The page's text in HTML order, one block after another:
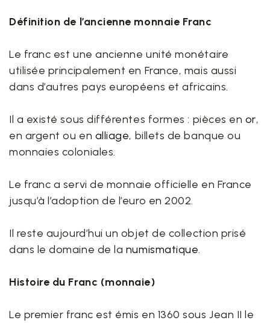
Définition de l’ancienne monnaie Franc
Le franc est une ancienne unité monétaire
utilisée principalement en France, mais aussi
dans d’autres pays européens et africains.
Il a existé sous différentes formes : pièces en or,
en argent ou en alliage, billets de banque ou
monnaies coloniales.
Le franc a servi de monnaie officielle en France
jusqu’à l’adoption de l’euro en 2002.
Il reste aujourd’hui un objet de collection prisé
dans le domaine de la numismatique.
Histoire du Franc (monnaie)
Le premier franc est émis en 1360 sous Jean II le